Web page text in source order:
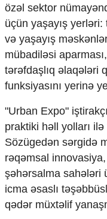
İqtisadiyyat
İqtisadi xəbərlər
Energetika
Neft-qaz
Əmək və sosial
Kənd təsərrüfatı
COP29
Cəmiyyət
Crossmedia.az - 1
Siyasət
Məhkəmə və
özəl sektor
üçün yaşayış yerləri:
və yaşayış
mübadiləsi
tərəfdaşlıq əlaqələri
funksiyasını yerinə
"Urban Expo"
praktiki həll yolları
Sözügedən sərgidə
rəqəmsal
şəhərsalma sahələri
icma əsaslı
qədər müxtəlif